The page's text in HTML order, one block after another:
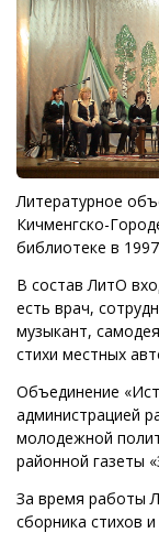
Литературное
Кичменгско-
библиотеке в
В состав ЛитО
есть врач,
музыкант,
стихи местных
Объединение
администрацией
молодежной
районной газеты
За время работы
сборника стихов